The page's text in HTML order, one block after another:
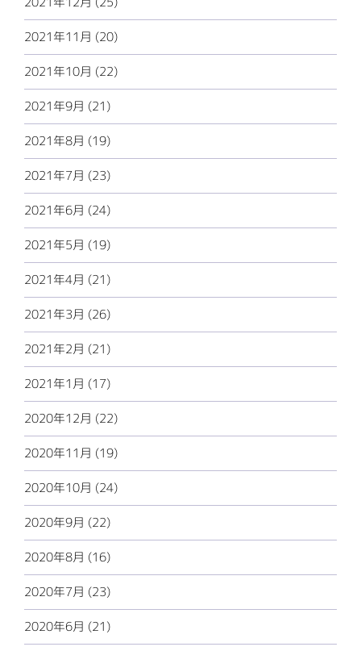
2021年11月 (20)
2021年10月 (22)
2021年9月 (21)
2021年8月 (19)
2021年7月 (23)
2021年6月 (24)
2021年5月 (19)
2021年4月 (21)
2021年3月 (26)
2021年2月 (21)
2021年1月 (17)
2020年12月 (22)
2020年11月 (19)
2020年10月 (24)
2020年9月 (22)
2020年8月 (16)
2020年7月 (23)
2020年6月 (21)